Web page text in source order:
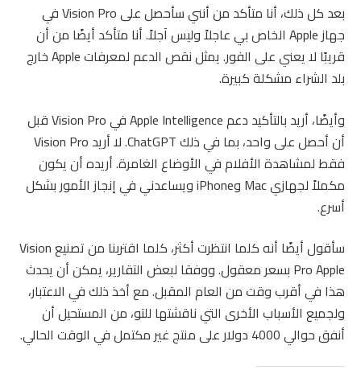
بعد كل ذلك، أنا متأكد من أنني سأحصل على Vision Pro في
جهاز Apple الخاص بي عاجلاً وليس آجلاً. أنا متأكد أيضًا من أن
قريبًا لا يعني على الفور. يمثل نقص الدعم لمعرفات Apple خارج
بلد الشراء مشكلة كبيرة.
وأيضًا، أريد بالتأكيد دعم Apple Intelligence في Vision Pro قبل
أن أحصل على واحد، بما في ذلك ChatGPT. لا أريد Vision Pro
فقط لمشاهدة الأفلام في الأوضاع الغامرة. أريده أن يكون
مكملاً لجهازي Mac وiPhone ويساعدني في إنجاز الأمور بشكل
أسرع.
سأقول أيضًا أنه كلما انتظرت أكثر، كلما اقتربنا من تصنيع Vision
Pro Apple بسعر معقول. ووفقا لبعض التقارير، يمكن أن يحدث
هذا في أقرب وقت من العام المقبل. مع أخذ ذلك في الاعتبار،
ولجميع الأسباب الأخرى التي ناقشتها للتو، من المستحيل أن
أنفق حوالي 4000 دولار على منتج غير مكتمل في الوقت الحالي.